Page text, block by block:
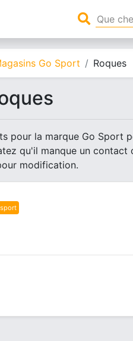
Go Sport Roques
pour la marque Go Sport
qu'il manque un
modification.